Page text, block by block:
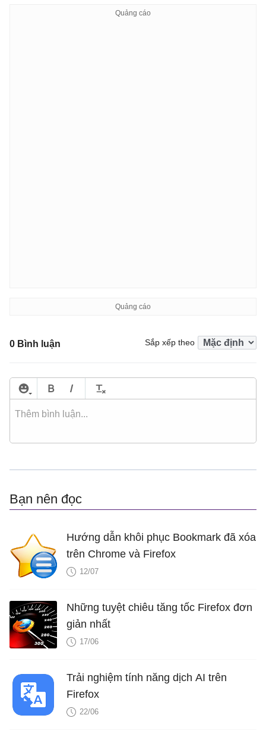
0 Bình luận Sắp xếp theo
Bạn nên đọc
Hướng dẫn khôi phục Bookmark đã xóa
trên Chrome và Firefox
12/07
Những tuyệt chiêu tăng tốc Firefox đơn
giản nhất
17/06
Trải nghiệm tính năng dịch AI trên
Firefox
22/06